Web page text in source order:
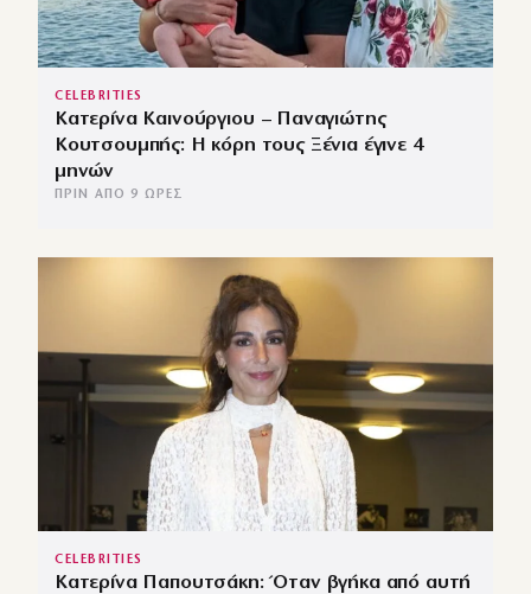
CELEBRITIES
Κατερίνα Καινούργιου – Παναγιώτης
Κουτσουμπής: Η κόρη τους Ξένια έγινε 4
μηνών
ΠΡΙΝ ΑΠΌ 9 ΏΡΕΣ
CELEBRITIES
Κατερίνα Παπουτσάκη: Όταν βγήκα από αυτή